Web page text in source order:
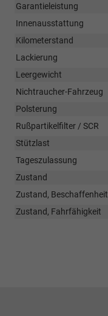
Garantieleistung
Innenausstattung
Kilometerstand
Lackierung
Leergewicht
Nichtraucher-Fahrzeug
Polsterung
Rußpartikelfilter / SCR
Stützlast
Tageszulassung
Zustand
Zustand, Beschaffenheit
Zustand, Fahrfähigkeit